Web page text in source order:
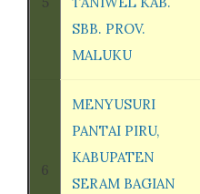
SBB. PROV.
MALUKU
6
MENYUSURI
PANTAI PIRU,
KABUPATEN
SERAM BAGIAN